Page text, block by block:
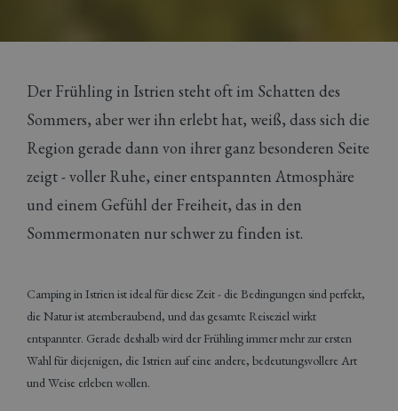
Der Frühling in Istrien steht oft im Schatten des
Sommers, aber wer ihn erlebt hat, weiß, dass sich die
Region gerade dann von ihrer ganz besonderen Seite
zeigt - voller Ruhe, einer entspannten Atmosphäre
und einem Gefühl der Freiheit, das in den
Sommermonaten nur schwer zu finden ist.
Camping in Istrien ist ideal für diese Zeit - die Bedingungen sind perfekt,
die Natur ist atemberaubend, und das gesamte Reiseziel wirkt
entspannter. Gerade deshalb wird der Frühling immer mehr zur ersten
Wahl für diejenigen, die Istrien auf eine andere, bedeutungsvollere Art
und Weise erleben wollen.